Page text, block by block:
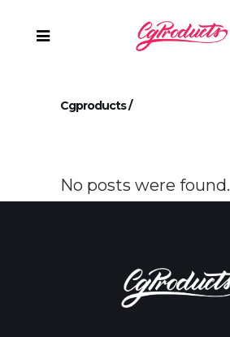
Cgproducts/
No posts were found.